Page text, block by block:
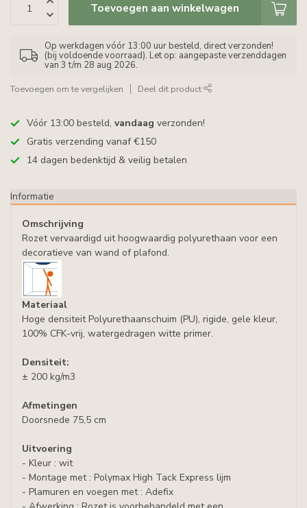
Toevoegen aan winkelwagen
Op werkdagen vóór 13:00 uur besteld, direct verzonden!
(bij voldoende voorraad). Let op: aangepaste verzenddagen
van 3 t/m 28 aug 2026.
Toevoegen om te vergelijken Deel dit product
Vóór 13:00 besteld, vandaag verzonden!
Gratis verzending vanaf €150
14 dagen bedenktijd & veilig betalen
Informatie
Omschrijving
Rozet vervaardigd uit hoogwaardig polyurethaan voor een
decoratieve van wand of plafond.
Materiaal
Hoge densiteit Polyurethaanschuim (PU), rigide, gele kleur,
100% CFK-vrij, watergedragen witte primer.
Densiteit:
± 200 kg/m3
Afmetingen
Doorsnede 75,5 cm
Uitvoering
- Kleur : wit
- Montage met : Polymax High Tack Express lijm
- Plamuren en voegen met : Adefix